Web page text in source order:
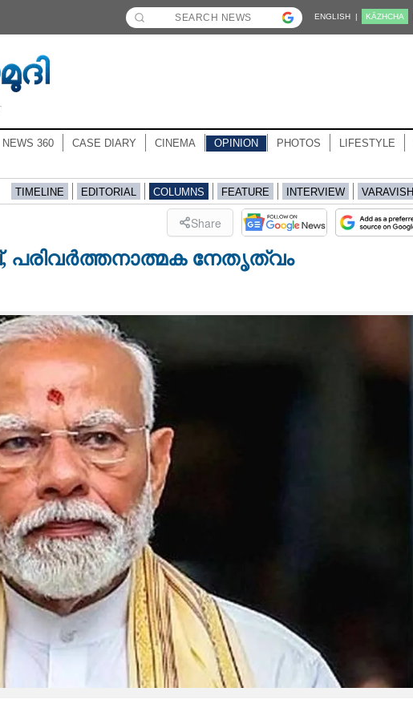
ENGLISH | KĀZHCHA
NEWS 360 CASE DIARY CINEMA OPINION PHOTOS LIFESTYLE
TIMELINE EDITORIAL COLUMNS FEATURE INTERVIEW
Share
പരിവർത്തനാത്മക നേതൃത്വം